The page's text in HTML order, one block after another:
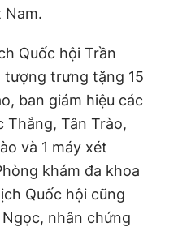
Nam.
Quốc hội Trần
tượng trưng tặng 15
ban giám hiệu các
Tân Trào,
và 1 máy xét
khám đa khoa
Quốc hội cũng
nhân chứng